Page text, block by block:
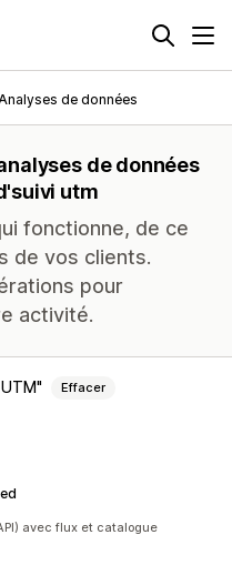
de données
de données
utm
fonctionne, de ce
de vos clients.
pour
activité.
Effacer
avec flux et catalogue